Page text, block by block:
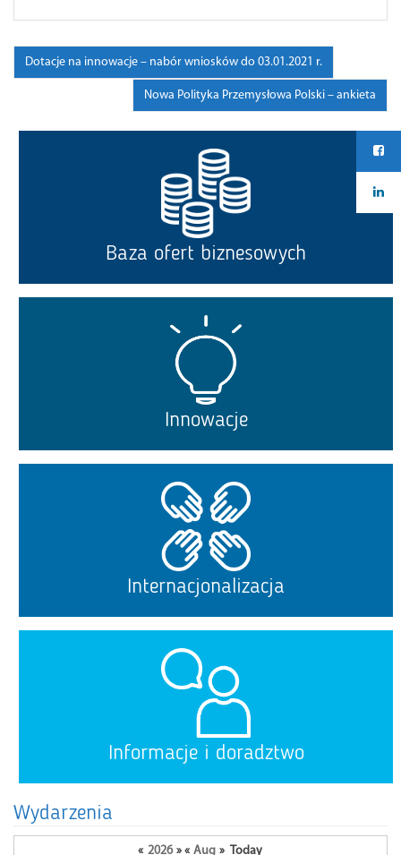
Nawigacja
po
Dotacje na innowacje – nabór wniosków do 03.01.2021 r.
Nowa Polityka Przemysłowa Polski – ankieta
Baza ofert biznesowych
Innowacje
Internacjonalizacja
Informacje i doradztwo
Wydarzenia
« 2026 » « Aug » Today